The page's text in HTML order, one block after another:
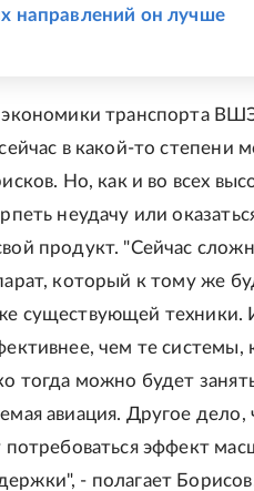
направлений он лучше
экономики транспорта
в какой-то степени
Но, как и во всех
неудачу или
продукт. "Сейчас
который к тому же
существующей техники.
чем те системы,
тогда можно будет
авиация. Другое
эффект
- полагает